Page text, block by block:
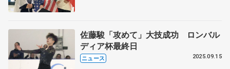
佐藤駿「攻めて」大技成功 ロンバル
ディア杯最終日
ニュース 2025.09.15